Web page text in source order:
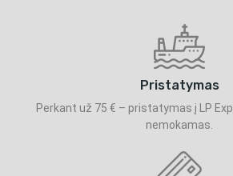
Pristatymas
Perkant už 75 € – pristatymas į LP
nemokamas.